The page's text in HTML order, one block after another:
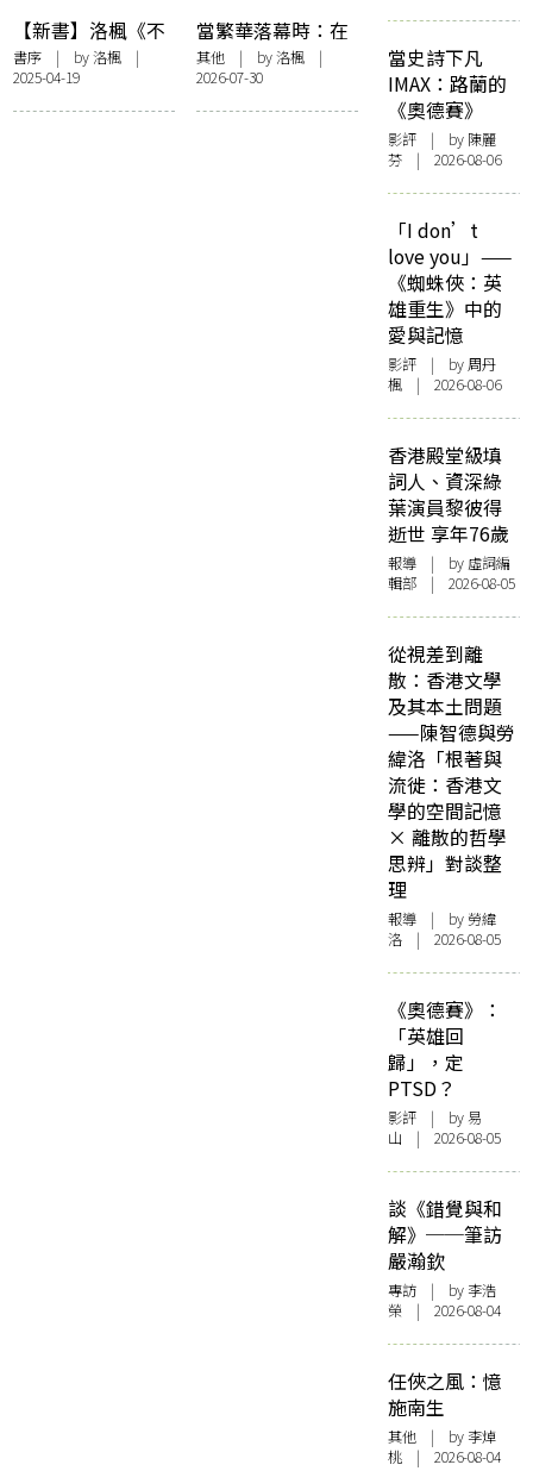
【新書】洛楓《不
合時宜的群像：書
寫理論的獨行者》
自序——〈暗夜獨
書序 | by 洛楓 |
2025-04-19
當繁華落幕時：在
香港閱讀東野圭吾
其他| by 洛楓 |
2026-07-30
當史詩下凡
IMAX：路蘭的
《奧德賽》
影評 | by 陳麗
芬 | 2026-08-06
「I don’t
love you」——
《蜘蛛俠：英
雄重生》中的
愛與記憶
影評 | by周丹
楓 | 2026-08-06
香港殿堂級填
詞人、資深綠
葉演員黎彼得
逝世 享年76歲
報導 | by 虛詞編
輯部 | 2026-08-05
從視差到離
散：香港文學
及其本土問題
——陳智德與勞
緯洛「根著與
流徙：香港文
學的空間記憶
× 離散的哲學
思辨」對談整
理
報導 | by 勞緯
洛 | 2026-08-05
《奧德賽》：
「英雄回
歸」，定
PTSD？
影評 | by 易
山 | 2026-08-05
談《錯覺與和
解》──筆訪
嚴瀚欽
專訪 | by 李浩
榮 | 2026-08-04
任俠之風：憶
施南生
其他 | by 李焯
桃 | 2026-08-04